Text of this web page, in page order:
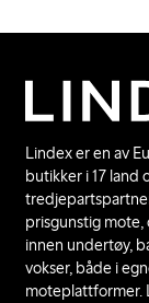
Lindex er en av
butikker i 17 land
prisgunstig
innen undertøy,
vokser, både i
moteplattformer.